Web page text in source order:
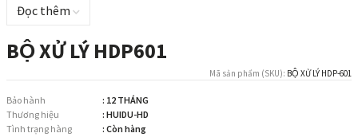
Đọc thêm
BỘ XỬ LÝ HDP601
Mã sản phẩm (SKU): BỘ XỬ LÝ HDP-601
Bảo hành
: 12 THÁNG
Thương hiệu
: HUIDU-HD
Tình trạng hàng
: Còn hàng